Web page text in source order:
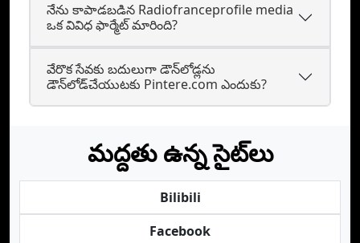
నేను కాపాడబడిన Radiofranceprofile media
ఒక వివిధ ఫార్మేట్ మారింది?
వేరొక సేవకు బదులుగా డౌన్‌లోడ్లను
డౌన్‌లోడ్‌చేయుటకు Pintere.com ఎందుకు?
మద్దతు ఉన్న సైట్‌లు
Bilibili
Facebook